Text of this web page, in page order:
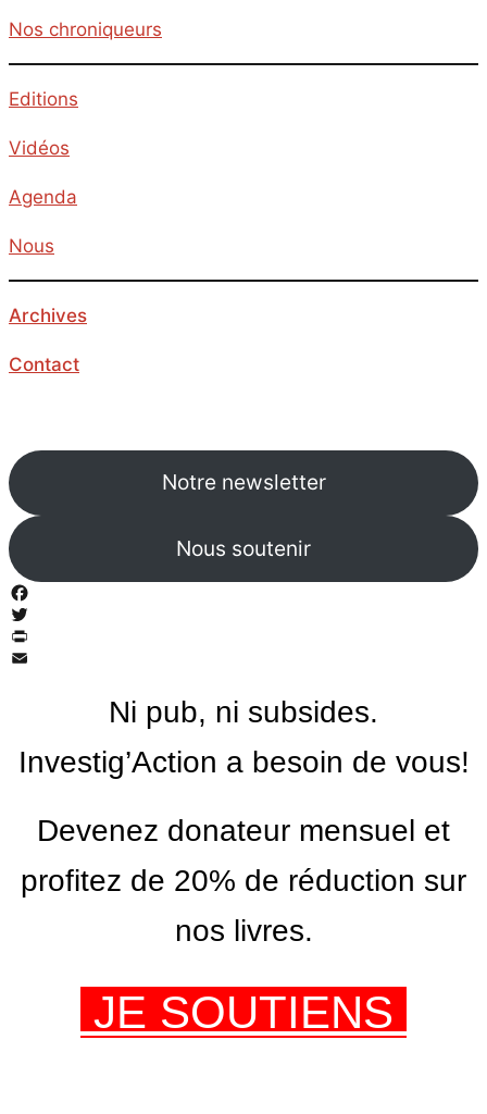
Nos chroniqueurs
Editions
Vidéos
Agenda
Nous
Archives
Contact
Notre newsletter
Nous soutenir
Facebook
Twitter
PrintFriendly
Ni pub, ni subsides.
Investig’Action a besoin de vous!
Devenez donateur mensuel et
profitez de 20% de réduction sur
nos livres.
JE SOUTIENS